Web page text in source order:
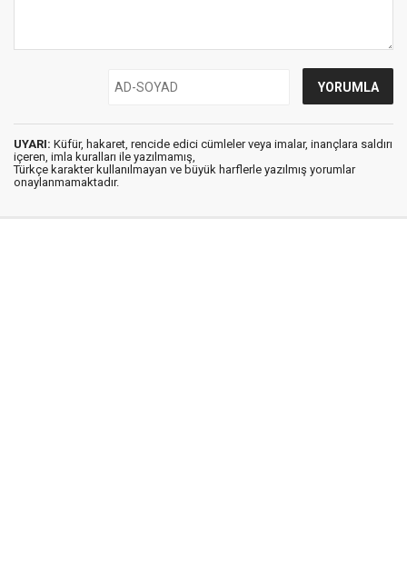
UYARI: Küfür, hakaret, rencide edici cümleler veya imalar, inançlara saldırı
içeren, imla kuralları ile yazılmamış,
Türkçe karakter kullanılmayan ve büyük harflerle yazılmış yorumlar
onaylanmamaktadır.